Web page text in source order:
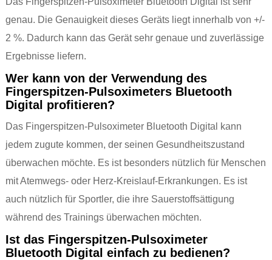
genau. Die Genauigkeit dieses Geräts liegt innerhalb von +/-
2 %. Dadurch kann das Gerät sehr genaue und zuverlässige
Ergebnisse liefern.
Wer kann von der Verwendung des
Fingerspitzen-Pulsoximeters Bluetooth
Digital profitieren?
Das Fingerspitzen-Pulsoximeter Bluetooth Digital kann
jedem zugute kommen, der seinen Gesundheitszustand
überwachen möchte. Es ist besonders nützlich für Menschen
mit Atemwegs- oder Herz-Kreislauf-Erkrankungen. Es ist
auch nützlich für Sportler, die ihre Sauerstoffsättigung
während des Trainings überwachen möchten.
Ist das Fingerspitzen-Pulsoximeter
Bluetooth Digital einfach zu bedienen?